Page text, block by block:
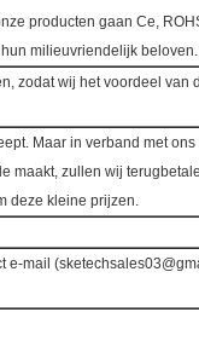
producten gaan Ce,
milieuvriendelijk beloven.
zodat wij het voordeel van
Maar in verband met
maakt, zullen wij
deze kleine prijzen.
mail